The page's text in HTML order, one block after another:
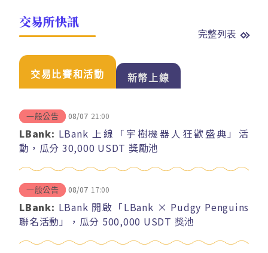
交易所快訊
完整列表
交易比賽和活動 新幣上線
一般公告 08/07 21:00
LBank: LBank 上線「宇樹機器人狂歡盛典」活
動，瓜分 30,000 USDT 獎勵池
一般公告 08/07 17:00
LBank: LBank 開啟「LBank × Pudgy Penguins
聯名活動」，瓜分 500,000 USDT 獎池